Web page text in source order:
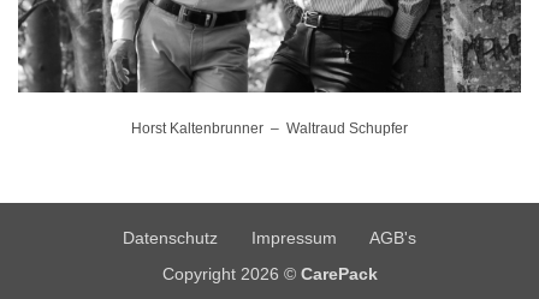
Horst Kaltenbrunner – Waltraud Schupfer
Datenschutz Impressum
AGB's
Copyright 2026 © CarePack